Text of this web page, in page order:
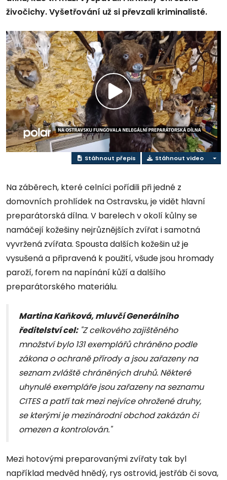
živočichy. Vyšetřování už si převzali kriminalisté.
Přehrát
video
Stáhnout přepis Stáhnout video
Na záběrech, které celníci pořídili při jedné z
domovních prohlídek na Ostravsku, je vidět hlavní
preparátorská dílna. V barelech v okolí kůlny se
namáčejí kožešiny nejrůznějších zvířat i samotná
vyvržená zvířata. Spousta dalších kožešin už je
vysušená a připravená k použití, všude jsou hromady
paroží, forem na napínání kůží a dalšího
preparátorského materiálu.
Martina Kaňková, mluvčí Generálního
ředitelství cel:"Z celkového zajištěného
množství bylo 131 exemplářů chráněno podle
zákona o ochraně přírody a jsou zařazeny na
seznam zvláště chráněných druhů. Některé
uhynulé exempláře jsou zařazeny na seznamu
CITES a patří tak mezi nejvíce ohrožené druhy,
se kterými je mezinárodní obchod zakázán či
omezen a kontrolován."
Mezi hotovými preparovanými zvířaty tak byl
například medvěd hnědý, rys ostrovid, jestřáb či sova,